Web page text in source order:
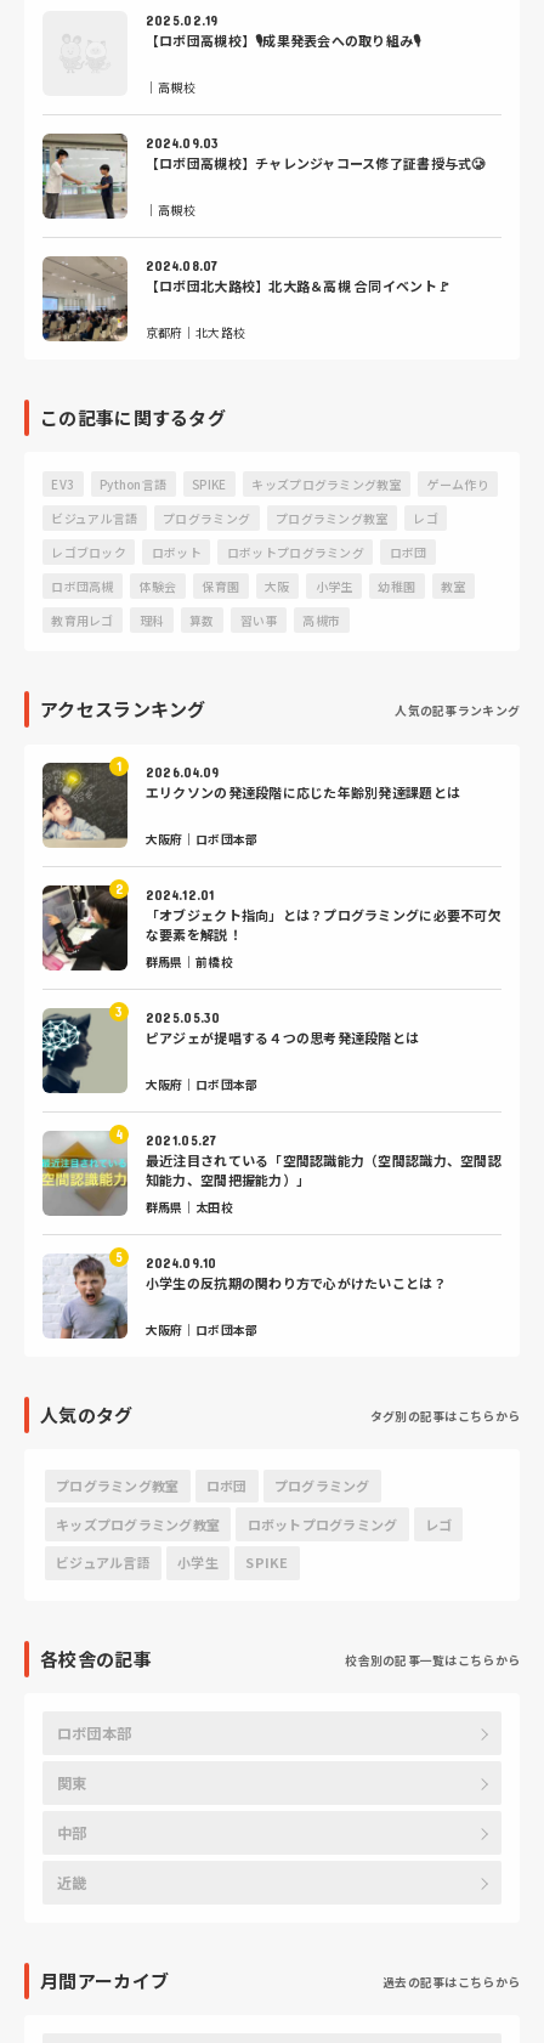
2025.02.19
【ロボ団高槻校】🎙️成果発表会への取り組み🎙️
｜高槻校
2024.09.03
【ロボ団高槻校】チャレンジャコース修了証書授与式🥲
｜高槻校
2024.08.07
【ロボ団北大路校】北大路＆高槻 合同イベント🚩
京都府｜北大路校
この記事に関するタグ
EV3 Python言語 SPIKE キッズプログラミング教室
ゲーム作り
ビジュアル言語
プログラミング プログラミング教室
レゴ
レゴブロック
ロボット ロボットプログラミング
ロボ団
ロボ団高槻
体験会 保育園 大阪 小学生 幼稚園
教室
教育用レゴ
理科 算数 習い事 高槻市
アクセスランキング 人気の記事ランキング
2026.04.09
エリクソンの発達段階に応じた年齢別発達課題とは
大阪府｜ロボ団本部
2024.12.01
「オブジェクト指向」とは？プログラミングに必要不可欠
な要素を解説！
群馬県｜前橋校
2025.05.30
ピアジェが提唱する４つの思考発達段階とは
大阪府｜ロボ団本部
2021.05.27
最近注目されている「空間認識能力（空間認識力、空間認
知能力、空間把握能力）」
群馬県｜太田校
2024.09.10
小学生の反抗期の関わり方で心がけたいことは？
大阪府｜ロボ団本部
人気のタグ タグ別の記事はこちらから
プログラミング教室 ロボ団
プログラミング
キッズプログラミング教室
ロボットプログラミング
レゴ
ビジュアル言語
小学生 SPIKE
各校舎の記事 校舎別の記事一覧はこちらから
ロボ団本部
関東
中部
近畿
月間アーカイブ 過去の記事はこちらから